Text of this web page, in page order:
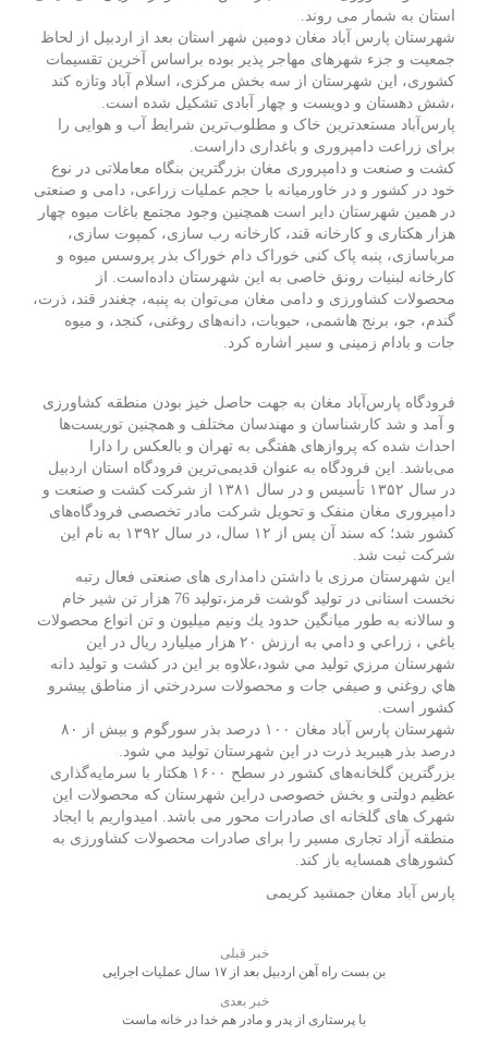
استان به شمار می روند.
شهرستان پارس آباد مغان دومین شهر استان بعد از اردبیل از لحاظ
جمعیت و جزء شهرهای مهاجر پذیر بوده براساس آخرین تقسیمات
کشوری، این شهرستان از سه بخش مرکزی، اسلام آباد وتازه کند
،شش دهستان و دویست و چهار آبادی تشکیل شده است.
پارس‌آباد مستعدترین خاک و مطلوب‌ترین شرایط آب و هوایی را
برای زراعت دامپروری و باغداری داراست.
کشت و صنعت و دامپروری مغان بزرگترین بنگاه معاملاتی در نوع
خود در کشور و در خاورمیانه با حجم عملیات زراعی، دامی و صنعتی
در همین شهرستان دایر است همچنین وجود مجتمع باغات میوه چهار
هزار هکتاری و کارخانه قند، کارخانه رب سازی، کمپوت سازی،
مرباسازی، پنبه پاک کنی خوراک دام خوراک بذر پروسس میوه و
کارخانه لبنیات رونق خاصی به این شهرستان داده‌است. از
محصولات کشاورزی و دامی مغان می‌توان به پنبه، چغندر قند، ذرت،
گندم، جو، برنج هاشمی، حبوبات، دانه‌های روغنی، کنجد، و میوه
جات و بادام زمینی و سیر اشاره کرد.
فرودگاه پارس‌آباد مغان به جهت حاصل خیز بودن منطقه کشاورزی
و آمد و شد کارشناسان و مهندسان مختلف و همچنین توریست‌ها
احداث شده که پروازهای هفتگی به تهران و بالعکس را دارا
می‌باشد. این فرودگاه به عنوان قدیمی‌ترین فرودگاه استان اردبیل
در سال ۱۳۵۲ تأسیس و در سال ۱۳۸۱ از شرکت کشت و صنعت و
دامپروری مغان منفک و تحویل شرکت مادر تخصصی فرودگاه‌های
کشور شد؛ که سند آن پس از ۱۲ سال، در سال ۱۳۹۲ به نام این
شرکت ثبت شد.
این شهرستان مرزی با داشتن دامداری های صنعتی فعال رتبه
نخست استانی در تولید گوشت قرمز،تولید 76 هزار تن شیر خام
و سالانه به طور ميانگين حدود يك ونیم ميليون و تن انواع محصولات
باغي ، زراعي و دامي به ارزش ۲۰ هزار ميليارد ريال در اين
شهرستان مرزي توليد مي شود،علاوه بر اين در كشت و توليد دانه
هاي روغني و صيفي جات و محصولات سردرختي از مناطق پيشرو
كشور است.
شهرستان پارس آباد مغان ۱۰۰ درصد بذر سورگوم و بيش از ۸۰
درصد بذر هيبريد ذرت در این شهرستان توليد مي شود.
بزرگترین گلخانه‌های کشور در سطح ۱۶۰۰ هکتار با سرمایه‌گذاری
عظیم دولتی و بخش خصوصی دراین شهرستان که محصولات این
شهرک های گلخانه ای صادرات محور می باشد. امیدواریم با ایجاد
منطقه آزاد تجاری مسیر را برای صادرات محصولات کشاورزی به
کشورهای همسایه باز کند.
پارس آباد مغان جمشید کریمی
خبر قبلی
بن بست راه آهن اردبیل بعد از ۱۷ سال عملیات اجرایی
خبر بعدی
با پرستاری از پدر و مادر هم خدا در خانه ماست